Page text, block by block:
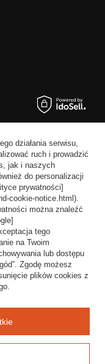
działania serwisu,
ruch i prowadzić
jak i naszych
do personalizacji
prywatności]
cookie-notice.html).
można znaleźć
tego
na Twoim
lub dostępu
Zgodę możesz
plików cookies z